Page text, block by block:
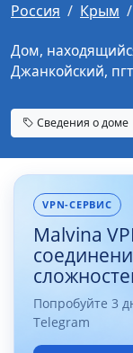
Россия Крым
Дом,
Джанкойский,
Сведения о доме
VPN-СЕРВИС
Malvina
Попробуйте 3
Telegram